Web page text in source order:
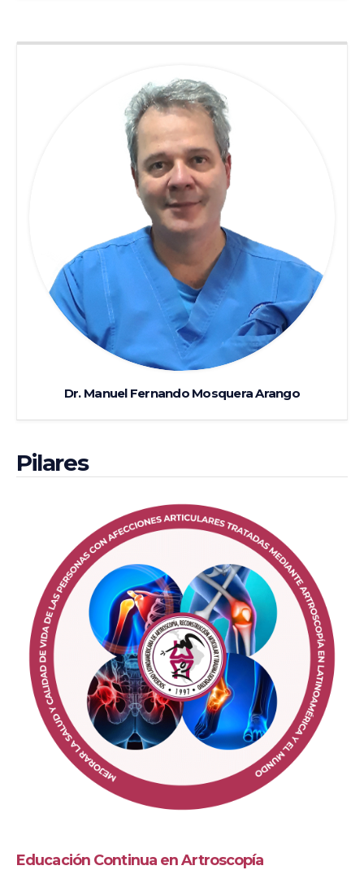
Dr. Manuel Fernando Mosquera Arango
Pilares
Educación Continua en Artroscopía